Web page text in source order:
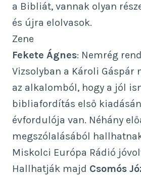
a Bibliát, vannak olyan
és újra elolvasok.
Zene
Fekete Ágnes: Nemrég
Vizsolyban a Károli Gáspár
az alkalomból, hogy a jól
bibliafordítás első
évfordulója van. Néhány
megszólalásából
Miskolci Európa Rádió
Hallhatják majd Csomós